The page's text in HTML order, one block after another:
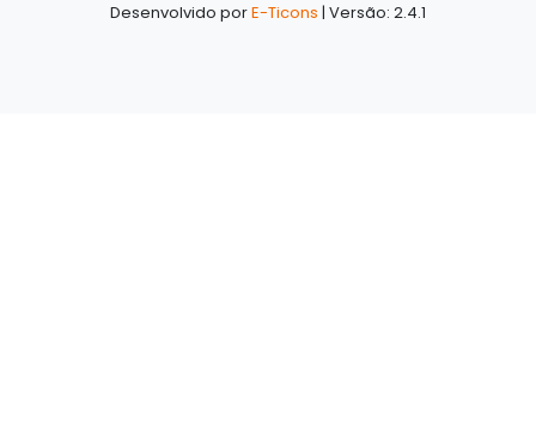
Desenvolvido porE-Ticons | Versão: 2.4.1